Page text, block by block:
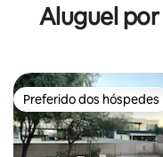
Aluguel
Preferido dos hóspedes
Preferido dos hóspedes